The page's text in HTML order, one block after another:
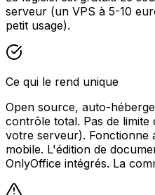
serveur (un VPS à 5-10
petit usage).
Ce qui le rend unique
Open source, auto-
contrôle total. Pas de limite
votre serveur). Fonctionne
mobile. L'édition de
OnlyOffice intégrés. La